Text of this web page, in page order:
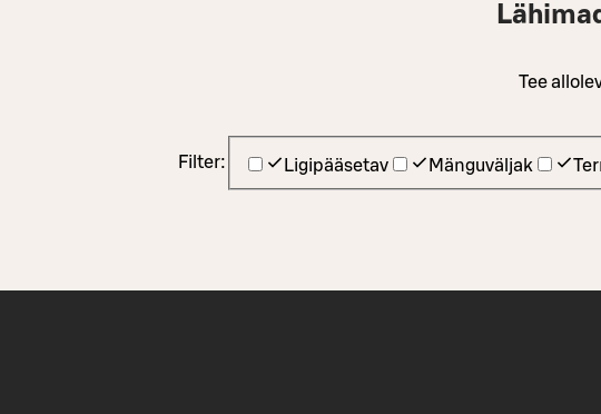
Tee
Filter: Ligipääsetav Mänguväljak